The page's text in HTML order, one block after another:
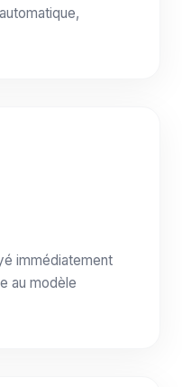
immédiatement
au modèle